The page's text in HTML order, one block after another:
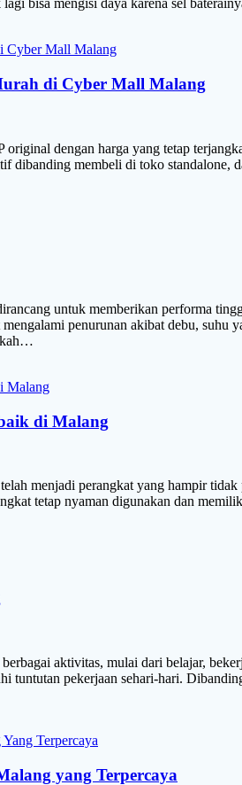
bisa mengisi daya karena sel
di Cyber Mall Malang
original dengan harga yang tetap
dibanding membeli di toko
untuk memberikan performa
penurunan akibat debu,
di Malang
menjadi perangkat yang hampir
tetap nyaman digunakan dan
aktivitas, mulai dari belajar,
tuntutan pekerjaan sehari-hari.
yang Terpercaya